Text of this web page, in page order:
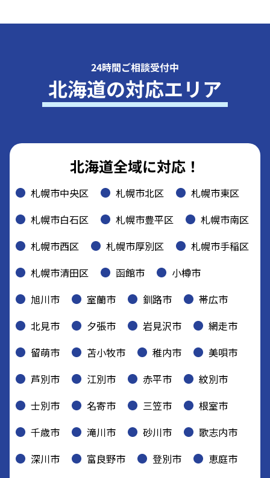
24時間ご相談受付中
北海道の対応エリア
北海道全域に対応！
札幌市中央区 札幌市北区
札幌市東区
札幌市白石区
札幌市豊平区
札幌市南区
札幌市西区
札幌市厚別区
札幌市手稲区
札幌市清田区
函館市
小樽市
旭川市
室蘭市 釧路市
帯広市
北見市
夕張市 岩見沢市
網走市
留萌市
苫小牧市 稚内市
美唄市
芦別市
江別市 赤平市
紋別市
士別市
名寄市 三笠市
根室市
千歳市
滝川市 砂川市
歌志内市
深川市
富良野市 登別市
恵庭市